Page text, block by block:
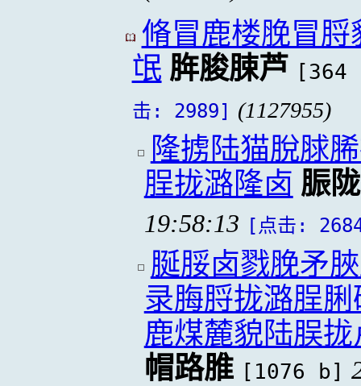
脩冒鹿楼脕冒
氓 脌脧脨芦 [364
击: 2989] (1127955)
隆掳陆猫脫脙
脭拢潞隆卤 脤
19:58:13 [点击:
脠脮卤戮脕矛
录脢脟拢潞脭
鹿煤麓貌陆脵
帽路脽 [1076 b]